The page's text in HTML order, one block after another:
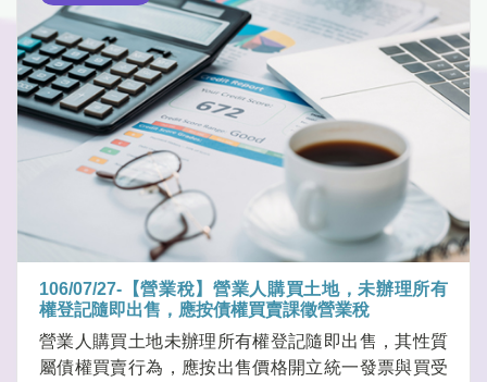
106/07/27-【營業稅】營業人購買土地，未辦理所有
權登記隨即出售，應按債權買賣課徵營業稅
營業人購買土地未辦理所有權登記隨即出售，其性質
屬債權買賣行為，應按出售價格開立統一發票與買受